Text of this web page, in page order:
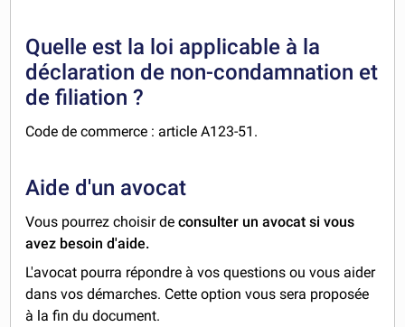
Quelle est la loi applicable à la
déclaration de non-condamnation et
de filiation ?
Code de commerce : article A123-51.
Aide d'un avocat
Vous pourrez choisir deconsulter un avocat si vous
avez besoin d'aide.
L'avocat pourra répondre à vos questions ou vous aider
dans vos démarches. Cette option vous sera proposée
à la fin du document.